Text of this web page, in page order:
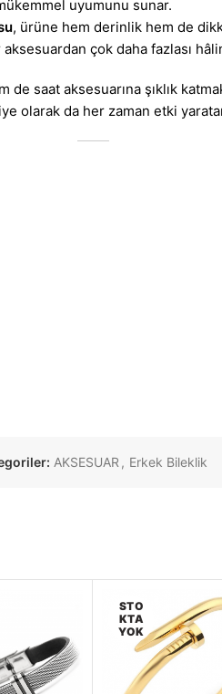
uyumunu sunar.
, ürüne hem derinlik hem de
çok daha fazlası
de saat aksesuarına şıklık
olarak da her zaman etki
AKSESUAR , Erkek Bileklik
STO
KTA
YOK